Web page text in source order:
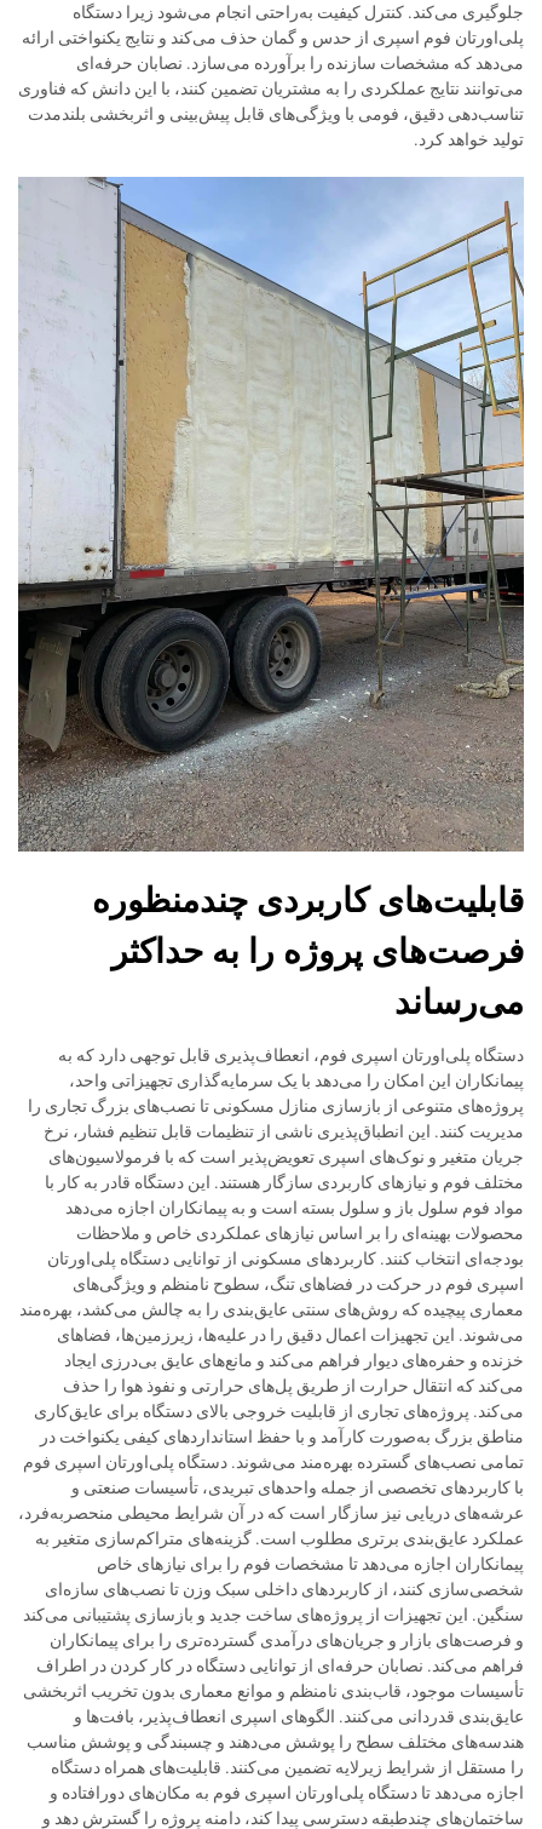
جلوگیری می‌کند. کنترل کیفیت به‌راحتی انجام می‌شود زیرا دستگاه
پلی‌اورتان فوم اسپری از حدس و گمان حذف می‌کند و نتایج یکنواختی ارائه
می‌دهد که مشخصات سازنده را برآورده می‌سازد. نصابان حرفه‌ای
می‌توانند نتایج عملکردی را به مشتریان تضمین کنند، با این دانش که فناوری
تناسب‌دهی دقیق، فومی با ویژگی‌های قابل پیش‌بینی و اثربخشی بلندمدت
تولید خواهد کرد.
قابلیت‌های کاربردی چندمنظوره
فرصت‌های پروژه را به حداکثر
می‌رساند
دستگاه پلی‌اورتان اسپری فوم، انعطاف‌پذیری قابل توجهی دارد که به
پیمانکاران این امکان را می‌دهد با یک سرمایه‌گذاری تجهیزاتی واحد،
پروژه‌های متنوعی از بازسازی منازل مسکونی تا نصب‌های بزرگ تجاری را
مدیریت کنند. این انطباق‌پذیری ناشی از تنظیمات قابل تنظیم فشار، نرخ
جریان متغیر و نوک‌های اسپری تعویض‌پذیر است که با فرمولاسیون‌های
مختلف فوم و نیازهای کاربردی سازگار هستند. این دستگاه قادر به کار با
مواد فوم سلول باز و سلول بسته است و به پیمانکاران اجازه می‌دهد
محصولات بهینه‌ای را بر اساس نیازهای عملکردی خاص و ملاحظات
بودجه‌ای انتخاب کنند. کاربردهای مسکونی از توانایی دستگاه پلی‌اورتان
اسپری فوم در حرکت در فضاهای تنگ، سطوح نامنظم و ویژگی‌های
معماری پیچیده که روش‌های سنتی عایق‌بندی را به چالش می‌کشد، بهره‌مند
می‌شوند. این تجهیزات اعمال دقیق را در علیه‌ها، زیرزمین‌ها، فضاهای
خزنده و حفره‌های دیوار فراهم می‌کند و مانع‌های عایق بی‌درزی ایجاد
می‌کند که انتقال حرارت از طریق پل‌های حرارتی و نفوذ هوا را حذف
می‌کند. پروژه‌های تجاری از قابلیت خروجی بالای دستگاه برای عایق‌کاری
مناطق بزرگ به‌صورت کارآمد و با حفظ استانداردهای کیفی یکنواخت در
تمامی نصب‌های گسترده بهره‌مند می‌شوند. دستگاه پلی‌اورتان اسپری فوم
با کاربردهای تخصصی از جمله واحدهای تبریدی، تأسیسات صنعتی و
عرشه‌های دریایی نیز سازگار است که در آن شرایط محیطی منحصربه‌فرد،
عملکرد عایق‌بندی برتری مطلوب است. گزینه‌های متراکم‌سازی متغیر به
پیمانکاران اجازه می‌دهد تا مشخصات فوم را برای نیازهای خاص
شخصی‌سازی کنند، از کاربردهای داخلی سبک وزن تا نصب‌های سازه‌ای
سنگین. این تجهیزات از پروژه‌های ساخت جدید و بازسازی پشتیبانی می‌کند
و فرصت‌های بازار و جریان‌های درآمدی گسترده‌تری را برای پیمانکاران
فراهم می‌کند. نصابان حرفه‌ای از توانایی دستگاه در کار کردن در اطراف
تأسیسات موجود، قاب‌بندی نامنظم و موانع معماری بدون تخریب اثربخشی
عایق‌بندی قدردانی می‌کنند. الگوهای اسپری انعطاف‌پذیر، بافت‌ها و
هندسه‌های مختلف سطح را پوشش می‌دهند و چسبندگی و پوشش مناسب
را مستقل از شرایط زیرلایه تضمین می‌کنند. قابلیت‌های همراه دستگاه
اجازه می‌دهد تا دستگاه پلی‌اورتان اسپری فوم به مکان‌های دورافتاده و
ساختمان‌های چندطبقه دسترسی پیدا کند، دامنه پروژه را گسترش دهد و